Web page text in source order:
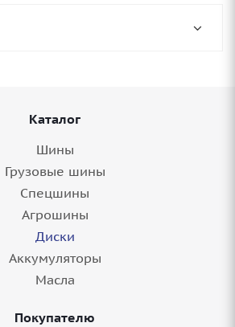
Каталог
Шины
Грузовые шины
Спецшины
Агрошины
Диски
Аккумуляторы
Масла
Покупателю